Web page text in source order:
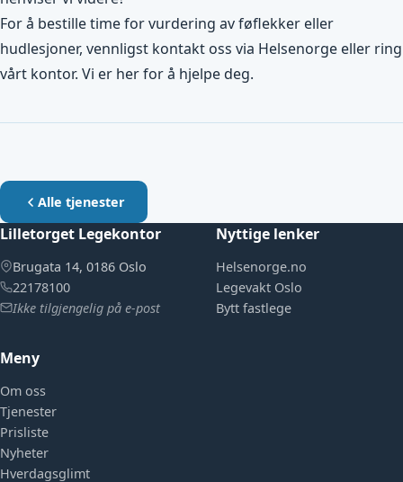
For å bestille time for vurdering av føflekker eller
hudlesjoner, vennligst kontakt oss via Helsenorge eller ring
vårt kontor. Vi er her for å hjelpe deg.
Alle tjenester
Lilletorget Legekontor
Brugata 14, 0186 Oslo
22178100
Ikke tilgjengelig på e-post
Nyttige lenker
Helsenorge.no
Legevakt Oslo
Bytt fastlege
Meny
Om oss
Tjenester
Prisliste
Nyheter
Hverdagsglimt